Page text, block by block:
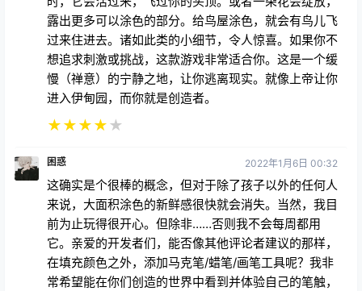
露出更多可以涂色的部分。给鸟屋涂色，就会有鸟儿飞
过来住进去。诸如此类的小细节，令人惊喜。如果你不
想追求刺激或挑战，这款游戏非常适合你。这是一个缓
慢（禅意）的宁静之地，让你逃离现实。就像上帝让你
进入伊甸园，而你就是创造者。
★★★★★
困惑 2022年1月6日 00:32
这确实是个很棒的概念，但对于除了孩子以外的任何人
来说，大面积涂色的新鲜感很快就会消失。当然，我目
前为止玩得很开心。但除非……否则我不会每周都用
它。亲爱的开发者们，能否像其他评论者建议的那样，
在填充颜色之外，添加马克笔/蜡笔/画笔工具呢？我非
常希望能在你们创造的世界中看到并体验自己的笔触，